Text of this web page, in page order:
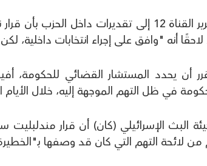
ولفت تقرير القناة 12 إلى تقديرات داخل
لاحقًا أنه "وافق على إجراء انتخابات
أن يحدد المستشار القضائي للحكومة،
في ظل التهم الموجهة إليه، خلال الأيام
البث الإسرائيلي (كان) أن قرار مندلبليت
من لائحة التهم التي كان قد وصفها